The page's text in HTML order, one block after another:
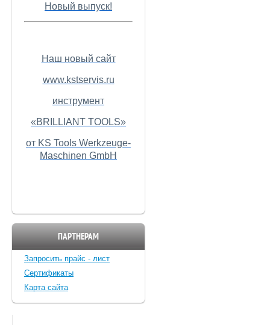
Новый выпуск!
Наш новый сайт
www.kstservis.ru
инструмент
«BRILLIANT TOOLS»
от KS Tools Werkzeuge-
Maschinen GmbH
ПАРТНЕРАМ
Запросить прайс - лист
Cертификаты
Карта сайта